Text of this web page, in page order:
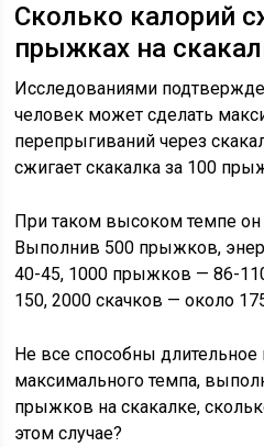
Сколько калорий
прыжках на
Исследованиями
человек может сделать
перепрыгиваний через
сжигает скакалка за 100
При таком высоком темпе он
Выполнив 500 прыжков,
40-45, 1000 прыжков — 86-
150, 2000 скачков — около
Не все способны
максимального темпа,
прыжков на скакалке,
этом случае?